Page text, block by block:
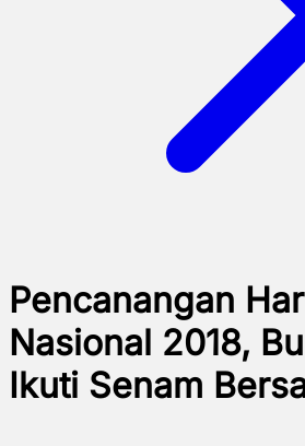
Pencanangan
Nasional 2018,
Ikuti Senam